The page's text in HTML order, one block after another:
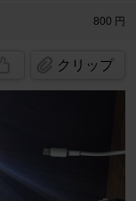
800 円
クリップ